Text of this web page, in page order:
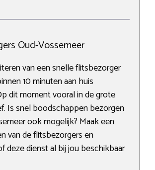
Oud-Vossemeer
van een snelle flitsbezorger
10 minuten aan huis
dit moment vooral in de grote
Is snel boodschappen bezorgen
ook mogelijk? Maak een
van de flitsbezorgers en
deze dienst al bij jou beschikbaar